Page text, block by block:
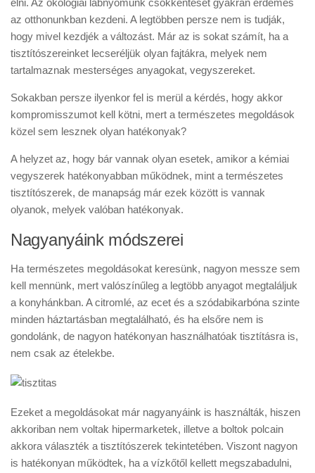
élni. Az ökológiai lábnyomunk csökkentését gyakran érdemes
az otthonunkban kezdeni. A legtöbben persze nem is tudják,
hogy mivel kezdjék a változást. Már az is sokat számít, ha a
tisztítószereinket lecseréljük olyan fajtákra, melyek nem
tartalmaznak mesterséges anyagokat, vegyszereket.
Sokakban persze ilyenkor fel is merül a kérdés, hogy akkor
kompromisszumot kell kötni, mert a természetes megoldások
közel sem lesznek olyan hatékonyak?
A helyzet az, hogy bár vannak olyan esetek, amikor a kémiai
vegyszerek hatékonyabban működnek, mint a természetes
tisztítószerek, de manapság már ezek között is vannak
olyanok, melyek valóban hatékonyak.
Nagyanyáink módszerei
Ha természetes megoldásokat keresünk, nagyon messze sem
kell mennünk, mert valószínűleg a legtöbb anyagot megtaláljuk
a konyhánkban. A citromlé, az ecet és a szódabikarbóna szinte
minden háztartásban megtalálható, és ha elsőre nem is
gondolánk, de nagyon hatékonyan használhatóak tisztításra is,
nem csak az ételekbe.
Ezeket a megoldásokat már nagyanyáink is használták, hiszen
akkoriban nem voltak hipermarketek, illetve a boltok polcain
akkora választék a tisztítószerek tekintetében. Viszont nagyon
is hatékonyan működtek, ha a vízkőtől kellett megszabadulni,